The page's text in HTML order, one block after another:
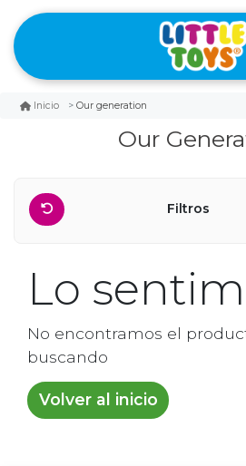
Inicio Our generation
Our
Filtros
Lo
No encontramos el
buscando
Volver al inicio